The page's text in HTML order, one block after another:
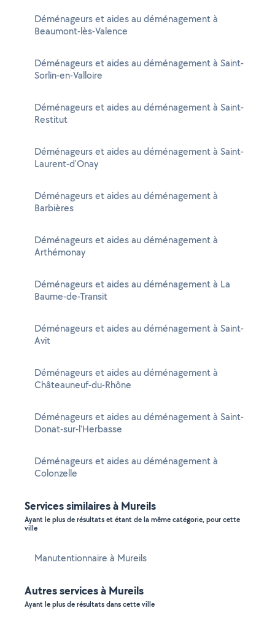
Déménageurs et aides au déménagement à
Beaumont-lès-Valence
Déménageurs et aides au déménagement à Saint-
Sorlin-en-Valloire
Déménageurs et aides au déménagement à Saint-
Restitut
Déménageurs et aides au déménagement à Saint-
Laurent-d'Onay
Déménageurs et aides au déménagement à
Barbières
Déménageurs et aides au déménagement à
Arthémonay
Déménageurs et aides au déménagement à La
Baume-de-Transit
Déménageurs et aides au déménagement à Saint-
Avit
Déménageurs et aides au déménagement à
Châteauneuf-du-Rhône
Déménageurs et aides au déménagement à Saint-
Donat-sur-l'Herbasse
Déménageurs et aides au déménagement à
Colonzelle
Services similaires à Mureils
Ayant le plus de résultats et étant de la même catégorie, pour cette
ville
Manutentionnaire à Mureils
Autres services à Mureils
Ayant le plus de résultats dans cette ville